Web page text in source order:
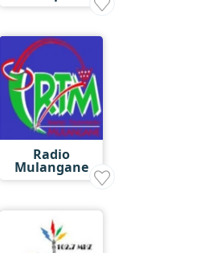
Radio
Mulangane